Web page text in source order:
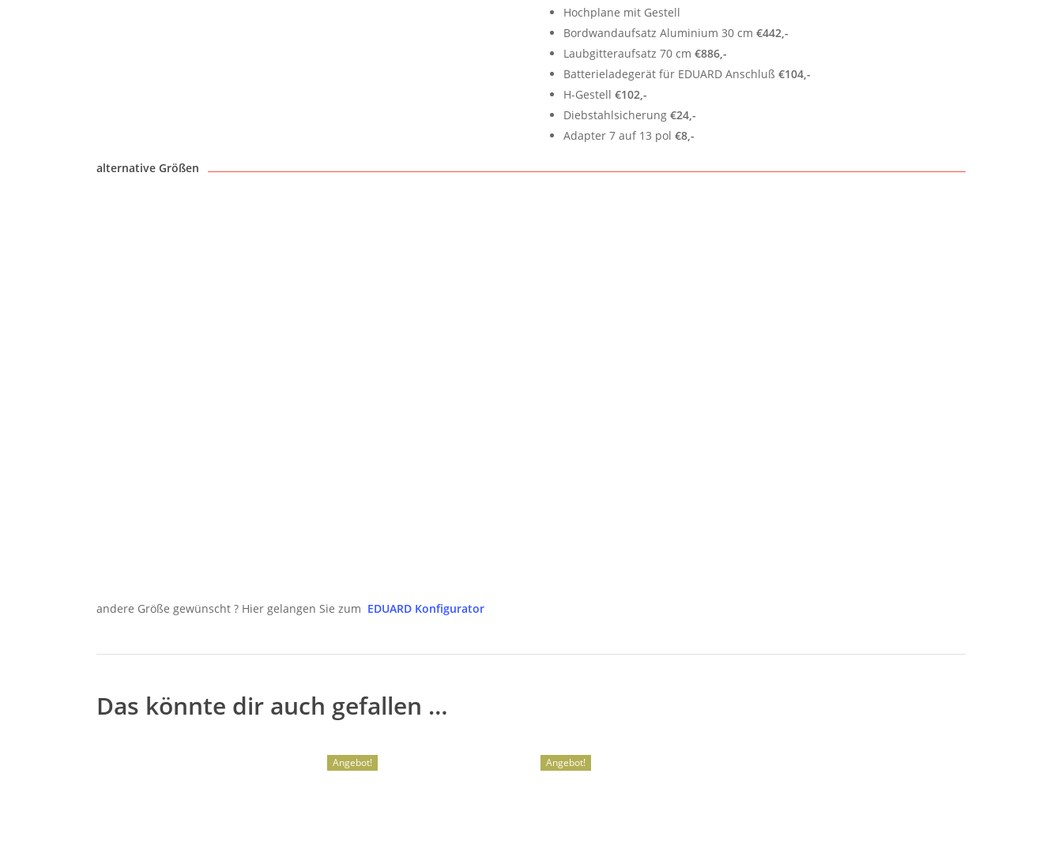
Hochplane mit Gestell
Bordwandaufsatz Aluminium 30 cm€442,-
Laubgitteraufsatz 70 cm€886,-
Batterieladegerät für EDUARD Anschluß€104,-
H-Gestell€102,-
Diebstahlsicherung€24,-
Adapter 7 auf 13 pol€8,-
alternative Größen
andere Größe gewünscht ? Hier gelangen Sie zum EDUARD Konfigurator
Das könnte dir auch gefallen …
Angebot! Angebot!